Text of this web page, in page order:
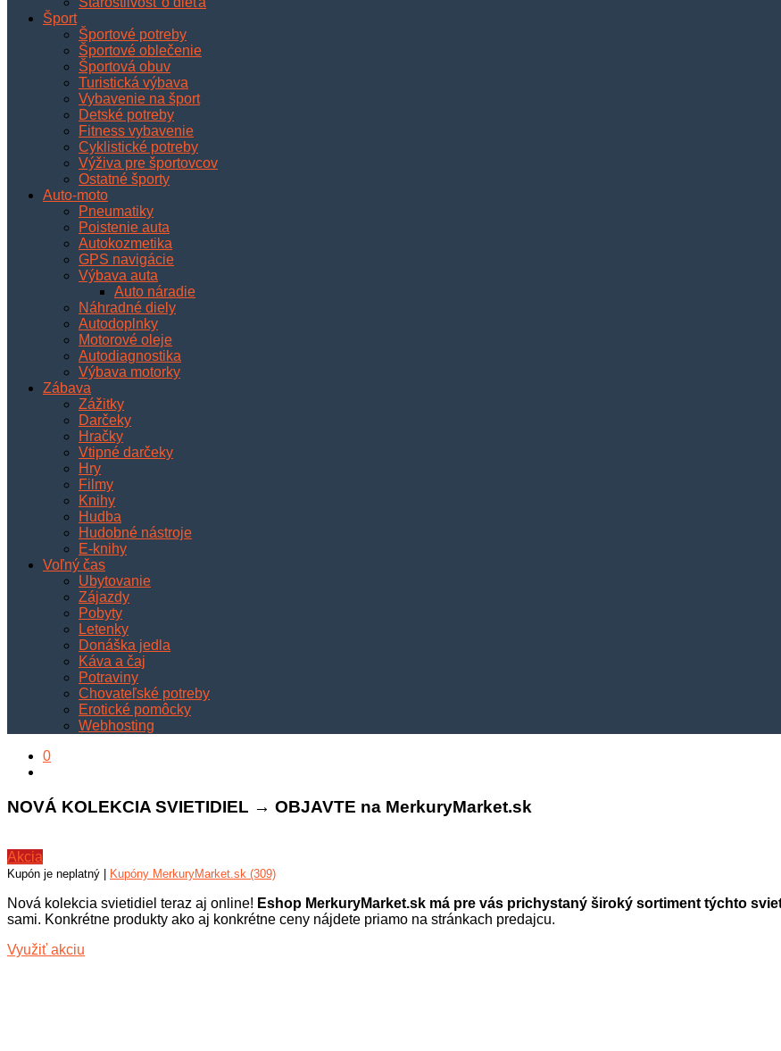
Šport
Športové potreby
Športové oblečenie
Športová obuv
Turistická výbava
Vybavenie na šport
Detské potreby
Fitness vybavenie
Cyklistické potreby
Výživa pre športovcov
Ostatné športy
Auto-moto
Pneumatiky
Poistenie auta
Autokozmetika
GPS navigácie
Výbava auta
Auto náradie
Náhradné diely
Autodoplnky
Motorové oleje
Autodiagnostika
Výbava motorky
Zábava
Zážitky
Darčeky
Hračky
Vtipné darčeky
Hry
Filmy
Knihy
Hudba
Hudobné nástroje
E-knihy
Voľný čas
Ubytovanie
Zájazdy
Pobyty
Letenky
Donáška jedla
Káva a čaj
Potraviny
Chovateľské potreby
Erotické pomôcky
Webhosting
0
NOVÁ KOLEKCIA SVIETIDIEL → OBJAVTE na MerkuryMarket.sk
Akcia
Kupón je neplatný | Kupóny MerkuryMarket.sk (309)
Nová kolekcia svietidiel teraz aj online! Eshop MerkuryMarket.sk má pre vás prichystaný široký sortiment týchto
sami. Konkrétne produkty ako aj konkrétne ceny nájdete priamo na stránkach predajcu.
Využiť akciu